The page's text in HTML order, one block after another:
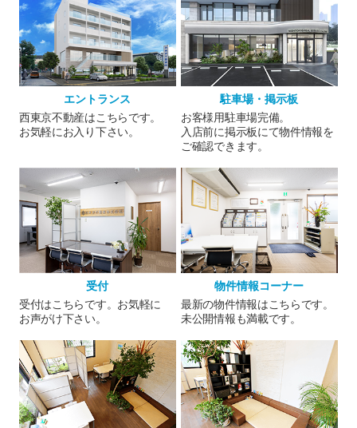
エントランス
西東京不動産はこちらです。
お気軽にお入り下さい。
駐車場・掲示板
お客様用駐車場完備。
入店前に掲示板にて物件情報を
ご確認できます。
受付
受付はこちらです。お気軽に
お声がけ下さい。
物件情報コーナー
最新の物件情報はこちらです。
未公開情報も満載です。